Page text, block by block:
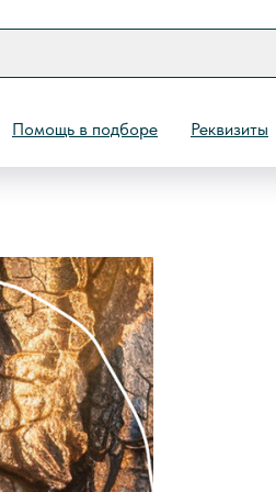
Помощь в подборе Реквизиты
Назад